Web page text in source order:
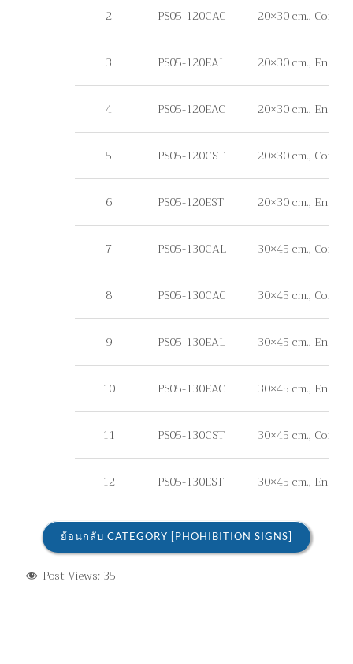
2 PS05-120CAC 20×30 cm.,
3 PS05-120EAL 20×30 cm.,
4 PS05-120EAC 20×30 cm.,
5 PS05-120CST 20×30 cm.,
6 PS05-120EST 20×30 cm.,
7 PS05-130CAL 30×45 cm.,
8 PS05-130CAC 30×45 cm.,
9 PS05-130EAL 30×45 cm.,
10 PS05-130EAC 30×45 cm.,
11 PS05-130CST 30×45 cm.,
12 PS05-130EST 30×45 cm.,
ย้อนกลับ CATEGORY [PHOHIBITION SIGNS]
Post Views: 35